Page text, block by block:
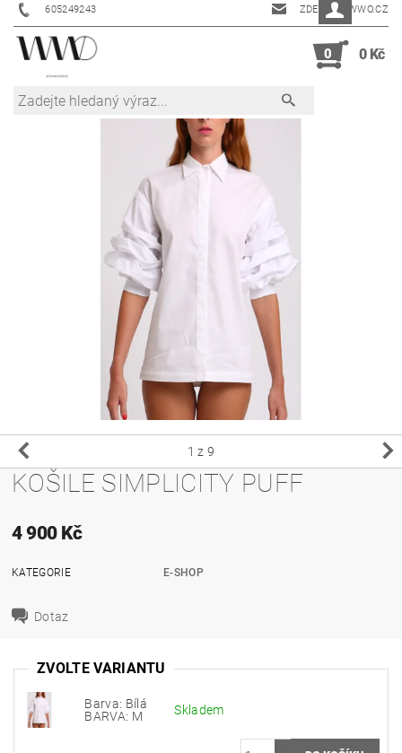
605249243 ZDENKA@WWO.CZ
0 0 Kč
1 z 9
KOŠILE SIMPLICITY PUFF
4 900 Kč
KATEGORIE E-SHOP
Dotaz
ZVOLTE VARIANTU
Barva: Bílá
BARVA: M
Skladem